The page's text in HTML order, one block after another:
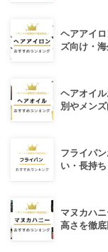
ヘアアイ
ズ向け・
ヘアオイ
別やメンズ
フライパ
い・長持
マヌカハ
高さを徹